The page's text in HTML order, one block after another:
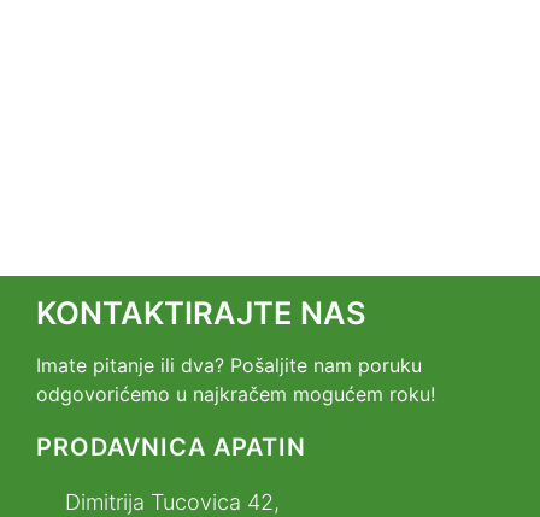
KONTAKTIRAJTE NAS
Imate pitanje ili dva? Pošaljite nam poruku
odgovorićemo u najkračem mogućem roku!
PRODAVNICA APATIN
Dimitrija Tucovica 42,